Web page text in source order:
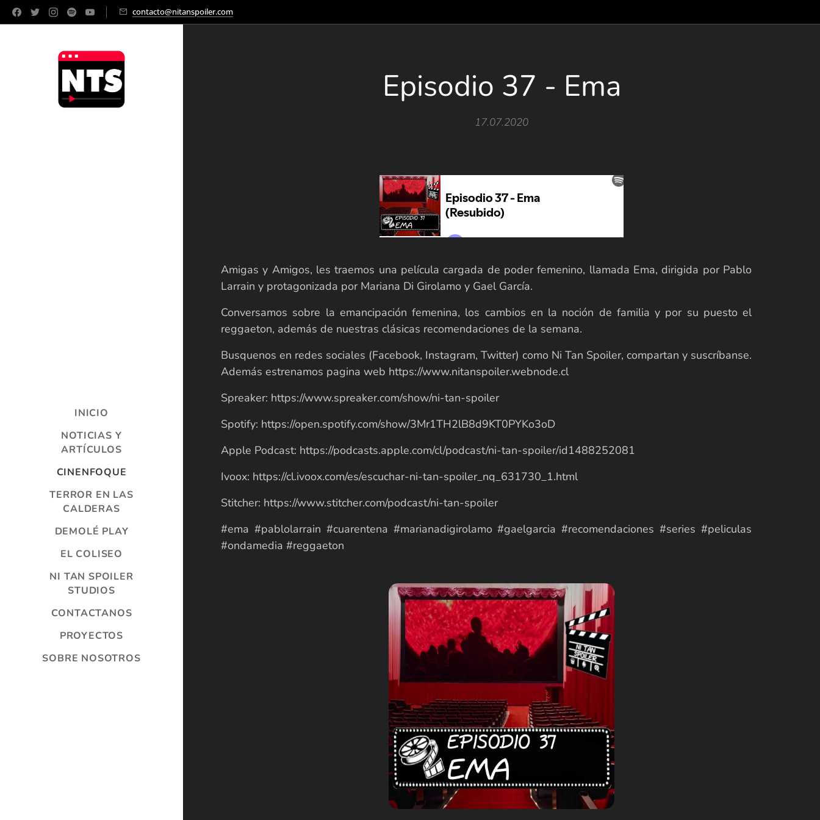
contacto@nitanspoiler.com
INICIO
NOTICIAS Y
ARTÍCULOS
CINENFOQUE
TERROR EN LAS
CALDERAS
DEMOLÉ PLAY
EL COLISEO
NI TAN SPOILER
STUDIOS
CONTACTANOS
PROYECTOS
SOBRE NOSOTROS
Episodio 37 - Ema
17.07.2020
Amigas y Amigos, les traemos una película cargada de poder femenino, llamada Ema, dirigida por Pablo
Larrain y protagonizada por Mariana Di Girolamo y Gael García.
Conversamos sobre la emancipación femenina, los cambios en la noción de familia y por su puesto el
reggaeton, además de nuestras clásicas recomendaciones de la semana.
Busquenos en redes sociales (Facebook, Instagram, Twitter) como Ni Tan Spoiler, compartan y suscríbanse.
Además estrenamos pagina web https://www.nitanspoiler.webnode.cl
Spreaker: https://www.spreaker.com/show/ni-tan-spoiler
Spotify: https://open.spotify.com/show/3Mr1TH2lB8d9KT0PYKo3oD
Apple Podcast: https://podcasts.apple.com/cl/podcast/ni-tan-spoiler/id1488252081
Ivoox: https://cl.ivoox.com/es/escuchar-ni-tan-spoiler_nq_631730_1.html
Stitcher: https://www.stitcher.com/podcast/ni-tan-spoiler
#ema #pablolarrain #cuarentena #marianadigirolamo #gaelgarcia #recomendaciones #series #peliculas
#ondamedia #reggaeton